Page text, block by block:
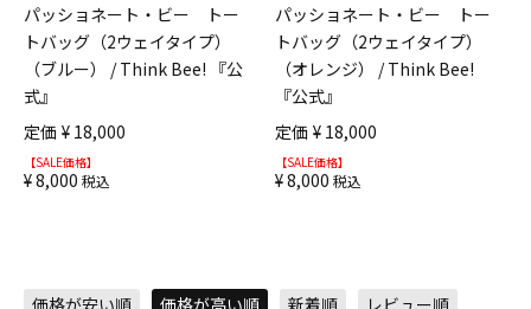
パッショネート・ビー トー
トバッグ（2ウェイタイプ）
（ブルー） / Think Bee! 『公
式』
定価 ¥ 18,000
¥8,000 税込
パッショネート・ビー トー
トバッグ（2ウェイタイプ）
（オレンジ） / Think Bee!
『公式』
定価 ¥ 18,000
¥8,000 税込